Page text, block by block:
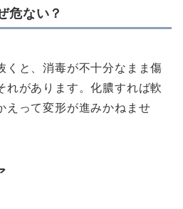
危ない？
くと、消毒が不十分なまま傷
れがあります。化膿すれば軟
えって変形が進みかねませ